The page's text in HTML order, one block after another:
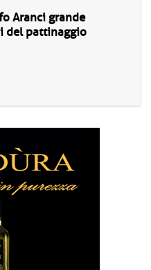
Aranci grande
del pattinaggio